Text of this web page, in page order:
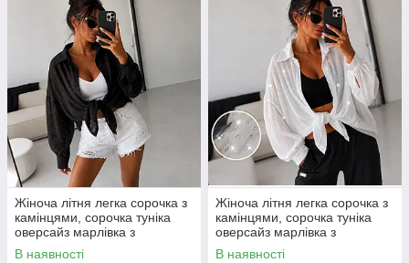
Жіноча літня легка сорочка з
камінцями, сорочка туніка
оверсайз марлівка з
камінцями розмір 42–52
В наявності
Жіноча літня легка сорочка з
камінцями, сорочка туніка
оверсайз марлівка з
камінцями розмір 42–52
В наявності